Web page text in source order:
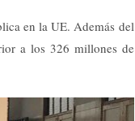
en la UE. Además del
a los 326 millones de